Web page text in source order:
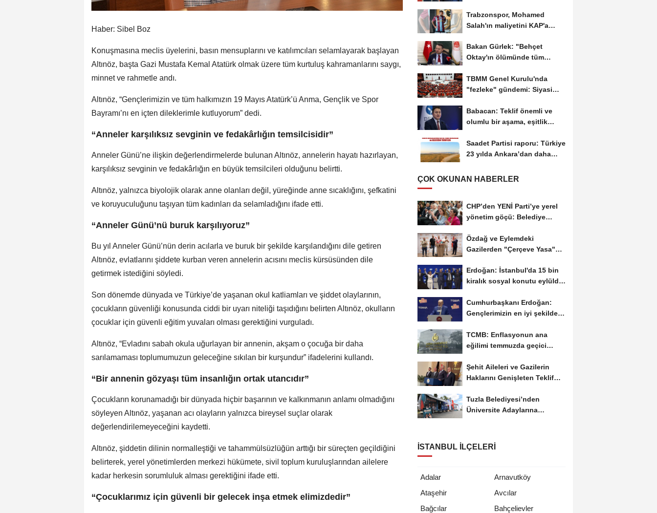
Haber: Sibel Boz
Konuşmasına meclis üyelerini, basın mensuplarını ve katılımcıları selamlayarak başlayan
Altınöz, başta Gazi Mustafa Kemal Atatürk olmak üzere tüm kurtuluş kahramanlarını saygı,
minnet ve rahmetle andı.
Altınöz, “Gençlerimizin ve tüm halkımızın 19 Mayıs Atatürk’ü Anma, Gençlik ve Spor
Bayramı’nı en içten dileklerimle kutluyorum” dedi.
“Anneler karşılıksız sevginin ve fedakârlığın temsilcisidir”
Anneler Günü’ne ilişkin değerlendirmelerde bulunan Altınöz, annelerin hayatı hazırlayan,
karşılıksız sevginin ve fedakârlığın en büyük temsilcileri olduğunu belirtti.
Altınöz, yalnızca biyolojik olarak anne olanları değil, yüreğinde anne sıcaklığını, şefkatini
ve koruyuculuğunu taşıyan tüm kadınları da selamladığını ifade etti.
“Anneler Günü’nü buruk karşılıyoruz”
Bu yıl Anneler Günü’nün derin acılarla ve buruk bir şekilde karşılandığını dile getiren
Altınöz, evlatlarını şiddete kurban veren annelerin acısını meclis kürsüsünden dile
getirmek istediğini söyledi.
Son dönemde dünyada ve Türkiye’de yaşanan okul katliamları ve şiddet olaylarının,
çocukların güvenliği konusunda ciddi bir uyarı niteliği taşıdığını belirten Altınöz, okulların
çocuklar için güvenli eğitim yuvaları olması gerektiğini vurguladı.
Altınöz, “Evladını sabah okula uğurlayan bir annenin, akşam o çocuğa bir daha
sarılamaması toplumumuzun geleceğine sıkılan bir kurşundur” ifadelerini kullandı.
“Bir annenin gözyaşı tüm insanlığın ortak utancıdır”
Çocukların korunamadığı bir dünyada hiçbir başarının ve kalkınmanın anlamı olmadığını
söyleyen Altınöz, yaşanan acı olayların yalnızca bireysel suçlar olarak
değerlendirilemeyeceğini kaydetti.
Altınöz, şiddetin dilinin normalleştiği ve tahammülsüzlüğün arttığı bir süreçten geçildiğini
belirterek, yerel yönetimlerden merkezi hükümete, sivil toplum kuruluşlarından ailelere
kadar herkesin sorumluluk alması gerektiğini ifade etti.
“Çocuklarımız için güvenli bir gelecek inşa etmek elimizdedir”
Trabzonspor, Mohamed
Salah'ın maliyetini KAP'a
Bakan Gürlek: "Behçet
Oktay'ın ölümünde tüm
TBMM Genel Kurulu'nda
"fezleke" gündemi: Siyasi
Babacan: Teklif önemli ve
olumlu bir aşama, eşitlik
Saadet Partisi raporu: Türkiye
23 yılda Ankara’dan daha
ÇOK OKUNAN HABERLER
CHP’den YENİ Parti’ye yerel
yönetim göçü: Belediye
Özdağ ve Eylemdeki
Gazilerden "Çerçeve Yasa"
Erdoğan: İstanbul'da 15 bin
kiralık sosyal konutu eylülde
Cumhurbaşkanı Erdoğan:
Gençlerimizin en iyi şekilde
TCMB: Enflasyonun ana
eğilimi temmuzda geçici
Şehit Aileleri ve Gazilerin
Haklarını Genişleten Teklif
Tuzla Belediyesi’nden
Üniversite Adaylarına
İSTANBUL İLÇELERI
Adalar
Arnavutköy
Ataşehir
Avcılar
Bağcılar
Bahçelievler